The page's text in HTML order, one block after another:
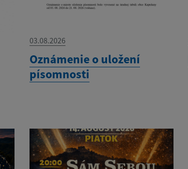
03.08.2026
Oznámenie o uložení
písomnosti